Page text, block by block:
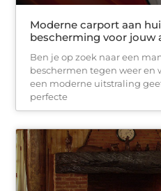
Moderne carport aan
bescherming voor jouw
Ben je op zoek naar een
beschermen tegen weer en
een moderne uitstraling
perfecte